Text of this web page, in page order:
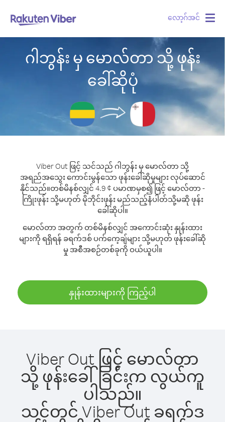
လော့ဂ်အင်
ဂါဘွန်း မှ မောလ်တာ သို့ ဖုန်း
ခေါ်ဆိုပုံ
Viber Out ဖြင့် သင်သည် ဂါဘွန်း မှ မောလ်တာ သို့
အရည်အသွေး ကောင်းမွန်သော ဖုန်းခေါ်ဆိုမှုများ လုပ်ဆောင်
နိုင်သည်။တစ်မိနစ်လျှင် 4.9 ¢ ပမာဏမှစ၍ ဖြင့် မောလ်တာ -
ကြိုးဖုန်း သို့မဟုတ် မိုဘိုင်းဖုန်း မည်သည့်နံပါတ်သို့မဆို ဖုန်း
ခေါ်ဆိုပါ။
မောလ်တာ အတွက် တစ်မိနစ်လျှင် အကောင်းဆုံး နှုန်းထား
များကို ရရှိရန် ခရက်ဒစ် ပက်ကေ့ချ်များ သို့မဟုတ် ဖုန်းခေါ်ဆို
မှု အစီအစဉ်တစ်ခုကို ဝယ်ယူပါ။
နှုန်းထားများကို ကြည့်ပါ
Viber Out ဖြင့် မောလ်တာ
သို့ ဖုန်းခေါ်ခြင်းက လွယ်ကူ
ပါသည်။
သင့်တွင် Viber Out ခရက်ဒ